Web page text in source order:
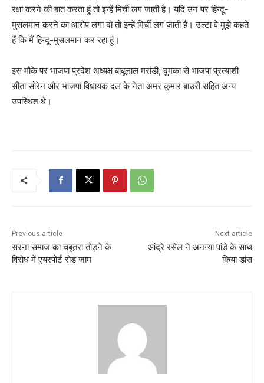
रक्षा करने की बात करता हूं तो इन्हें मिर्ची लग जाती है। यदि उन पर हिन्दू-
मुसलमान करने का आरोप लगा दो तो इन्हें मिर्ची लग जाती है। उल्टा वे मुझे कहते
हैं कि मैं हिन्दू-मुसलमान कर रहा हूं।
इस मौके पर भाजपा प्रदेश अध्यक्ष बाबूलाल मरांडी, दुमका से भाजपा प्रत्याशी
सीता सोरेन और भाजपा विधायक दल के नेता अमर कुमार बाउरी सहित अन्य
उपस्थित थे।
Previous article
सरना समाज का चबूतरा तोड़ने के
विरोध में एयरपोर्ट रोड जाम
Next article
आंद्रे रसेल ने अनन्या पांडे के साथ
किया डांस